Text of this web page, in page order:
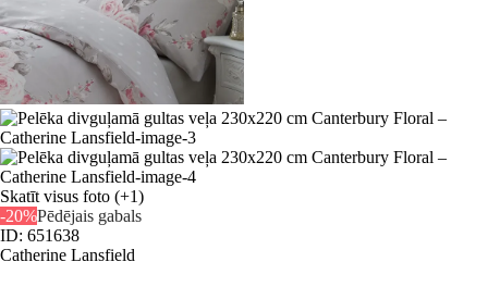
Skatīt visus foto (+1)
-20%Pēdējais gabals
ID: 651638
Catherine Lansfield